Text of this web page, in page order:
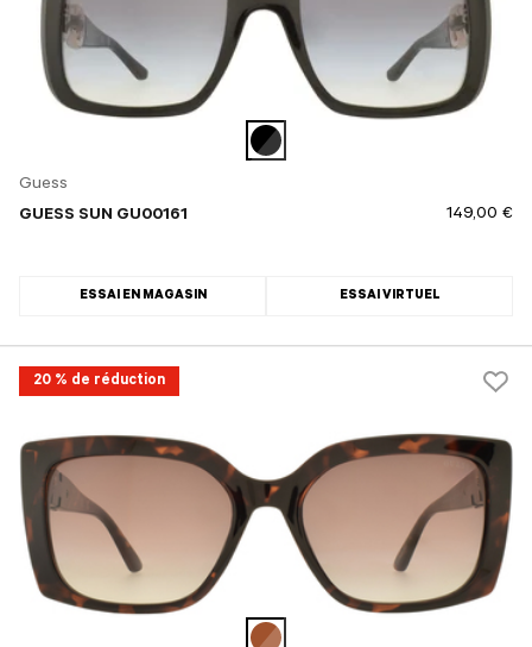
Guess
GUESS SUN GU00161
149,00 €
ESSAI EN MAGASIN ESSAI VIRTUEL
20 % de réduction